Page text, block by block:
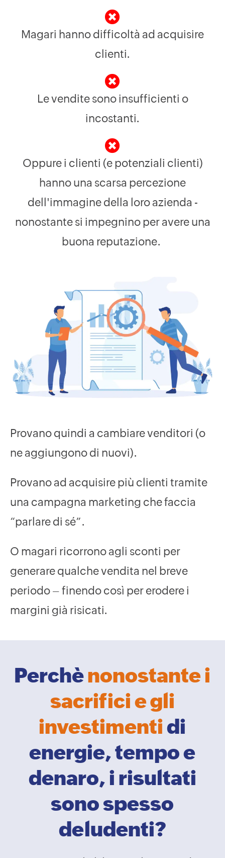
Magari hanno difficoltà ad acquisire
clienti.
Le vendite sono insufficienti o
incostanti.
Oppure i clienti (e potenziali clienti)
hanno una scarsa percezione
dell'immagine della loro azienda -
nonostante si impegnino per avere una
buona reputazione.
Provano quindi a cambiare venditori (o
ne aggiungono di nuovi).
Provano ad acquisire più clienti tramite
una campagna marketing che faccia
“parlare di sé”.
O magari ricorrono agli sconti per
generare qualche vendita nel breve
periodo – finendo così per erodere i
margini già risicati.
Perchènonostante i
sacrifici e gli
investimentidi
energie, tempo e
denaro, i risultati
sono spesso
deludenti?